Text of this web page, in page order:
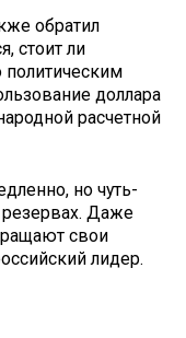
обратил
стоит ли
политическим
доллара
расчетной
но чуть-
резервах. Даже
свои
лидер.